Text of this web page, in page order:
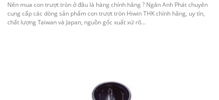
Nên mua con trượt tròn ở đâu là hàng chính hãng ? Ngân Anh Phát chuyên
cung cấp các dòng sản phẩm con trượt tròn Hiwin THK chính hãng, uy tín,
chất lượng Taiwan và Japan, nguồn gốc xuất xứ rõ...